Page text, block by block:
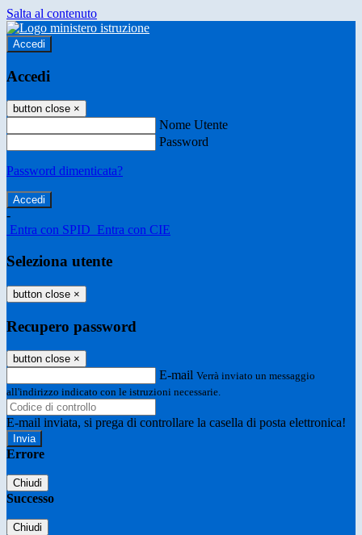
Salta al contenuto
Accedi
Accedi
button close ×
Nome Utente
Password
Password dimenticata?
-
Entra con SPID Entra con CIE
Seleziona utente
button close ×
Recupero password
button close ×
E-mail Verrà inviato un messaggio
all'indirizzo indicato con le istruzioni necessarie.
E-mail inviata, si prega di controllare la casella di posta elettronica!
Errore
Chiudi
Successo
Chiudi